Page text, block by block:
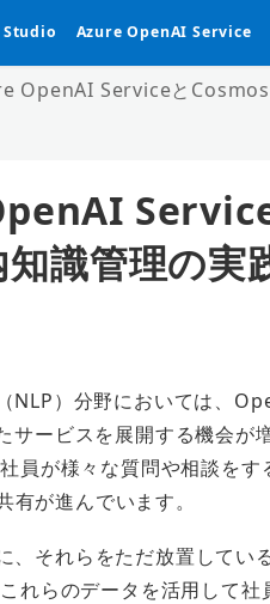
Studio Azure OpenAI Service
OpenAI Serviceと
識管理の実
NLP）分野においては、
ービスを展開する機会が
員が様々な質問や相談をす
が進んでいます。
、それらをただ放置してい
れらのデータを活用して社